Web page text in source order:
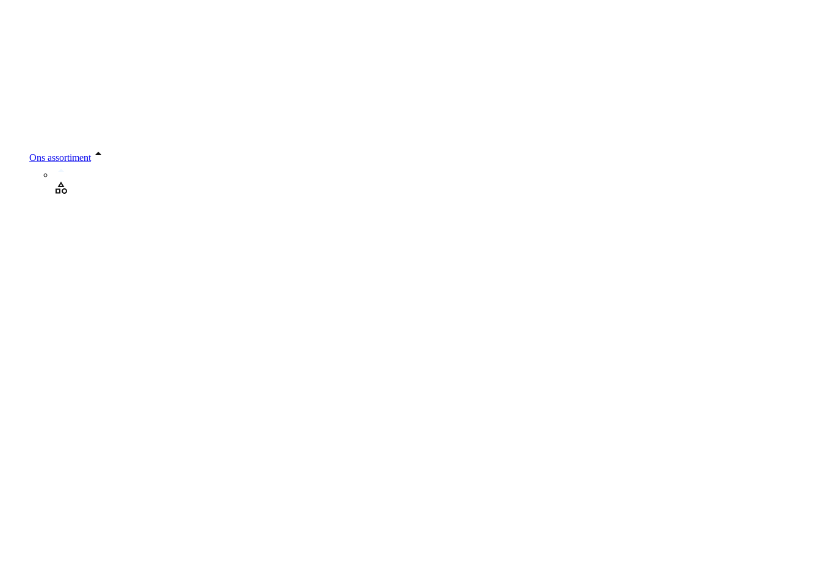
Ons assortiment